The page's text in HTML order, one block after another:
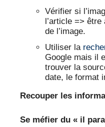
Vérifier si
l’article =>
de l’image.
Utiliser la
Google mais il
trouver la
date, le format
Recouper les
Se méfier du « il